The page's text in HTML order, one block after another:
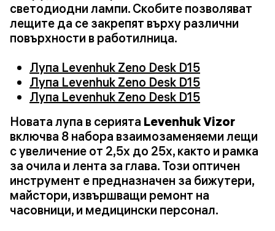
светодиодни лампи. Скобите позволяват
лещите да се закрепят върху различни
повърхности в работилница.
Лупа Levenhuk Zeno Desk D15
Лупа Levenhuk Zeno Desk D15
Лупа Levenhuk Zeno Desk D15
Новата лупа в серията Levenhuk Vizor
включва 8 набора взаимозаменяеми лещи
с увеличение от 2,5x до 25x, както и рамка
за очила и лента за глава. Този оптичен
инструмент е предназначен за бижутери,
майстори, извършващи ремонт на
часовници, и медицински персонал.